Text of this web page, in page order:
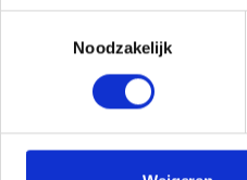
Noodzakelijk
Let
zijn